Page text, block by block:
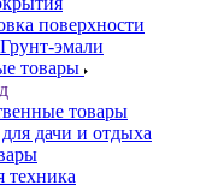
поверхности
эмали
товары
товары
дачи и отдыха
техника